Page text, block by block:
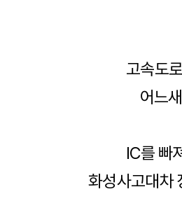
고속도
어느
IC를 빠
화성사고대차